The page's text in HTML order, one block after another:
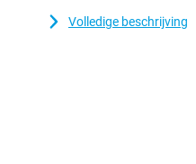
en vuil. Het display wordt
Volledige beschrijving